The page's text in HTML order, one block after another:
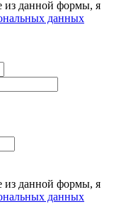
из данной формы, я
данных
из данной формы, я
данных